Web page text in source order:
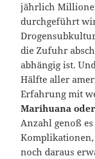
jährlich
durchgeführt
die Zufuhr
abhängig ist.
Hälfte aller
Erfahrung mit
Marihuana
Anzahl genoß
Komplikationen,
noch daraus